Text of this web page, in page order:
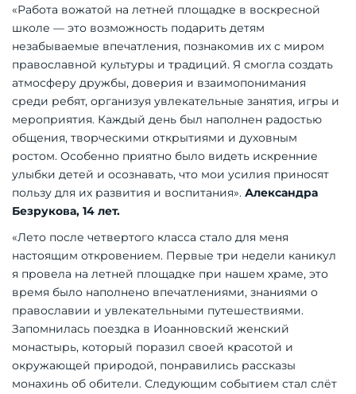
«Работа вожатой на летней площадке в воскресной
школе — это возможность подарить детям
незабываемые впечатления, познакомив их с миром
православной культуры и традиций. Я смогла создать
атмосферу дружбы, доверия и взаимопонимания
среди ребят, организуя увлекательные занятия, игры и
мероприятия. Каждый день был наполнен радостью
общения, творческими открытиями и духовным
ростом. Особенно приятно было видеть искренние
улыбки детей и осознавать, что мои усилия приносят
пользу для их развития и воспитания». Александра
Безрукова, 14 лет.
«Лето после четвертого класса стало для меня
настоящим откровением. Первые три недели каникул
я провела на летней площадке при нашем храме, это
время было наполнено впечатлениями, знаниями о
православии и увлекательными путешест­виями.
Запомнилась поездка в Иоанновский женский
монастырь, который поразил своей красотой и
окружающей природой, понравились рассказы
монахинь об обители. Следующим событием стал слёт